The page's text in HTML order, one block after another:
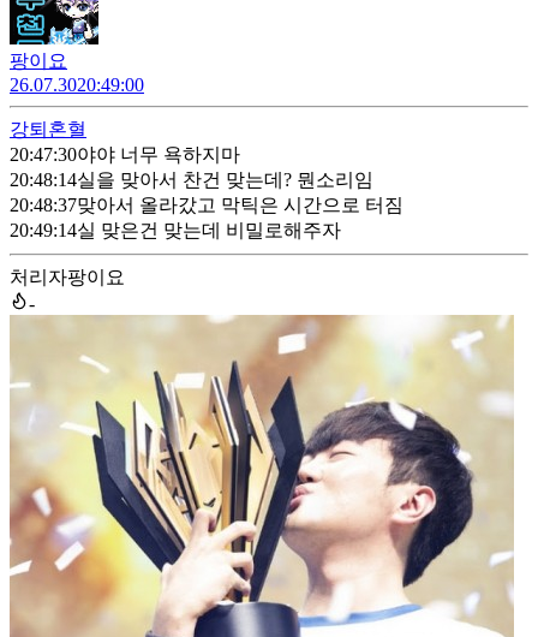
팡이요
26.07.3020:49:00
강퇴 혼혈
20:47:30야야 너무 욕하지마
20:48:14실을 맞아서 찬건 맞는데? 뭔소리임
20:48:37맞아서 올라갔고 막틱은 시간으로 터짐
20:49:14실 맞은건 맞는데 비밀로해주자
처리자팡이요
-